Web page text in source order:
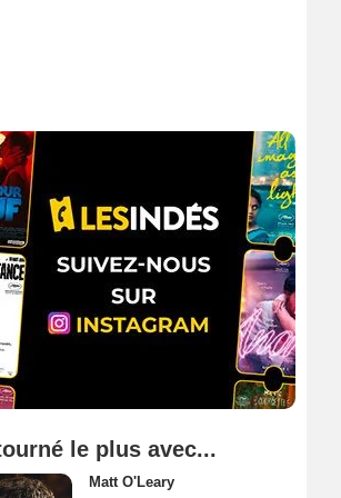
le plus avec...
Matt O'Leary